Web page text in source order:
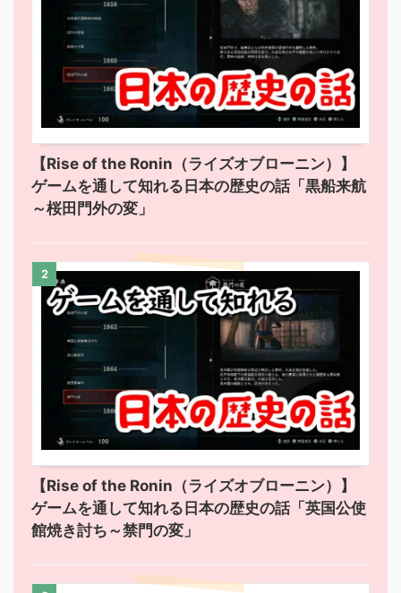
【Rise of the Ronin（ライズオブローニン）】
ゲームを通して知れる日本の歴史の話「黒船来航
～桜田門外の変」
2
【Rise of the Ronin（ライズオブローニン）】
ゲームを通して知れる日本の歴史の話「英国公使
館焼き討ち～禁門の変」